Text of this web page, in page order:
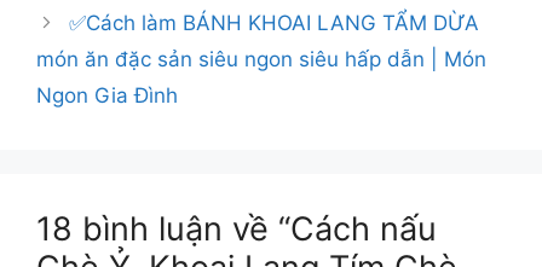
✅Cách làm BÁNH KHOAI LANG TẨM DỪA
món ăn đặc sản siêu ngon siêu hấp dẫn | Món
Ngon Gia Đình
18 bình luận về “Cách nấu